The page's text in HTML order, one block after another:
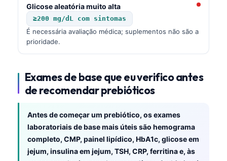
Glicose aleatória muito alta
≥200 mg/dL com sintomas
É necessária avaliação médica; suplementos não são a
prioridade.
Exames de base que eu verifico antes
de recomendar prebióticos
Antes de começar um prebiótico, os exames
laboratoriais de base mais úteis são hemograma
completo, CMP, painel lipídico, HbA1c, glicose em
jejum, insulina em jejum, TSH, CRP, ferritina e, às
Slovenščina
Magyar
বাংলা
اردو
తెలుగు
தமிழ்
ગુજરાતી